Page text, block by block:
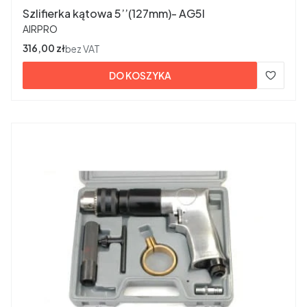
Szlifierka kątowa 5’’(127mm)- AG5I
PRODUCENT
AIRPRO
Cena
316,00 złbez VAT
DO KOSZYKA